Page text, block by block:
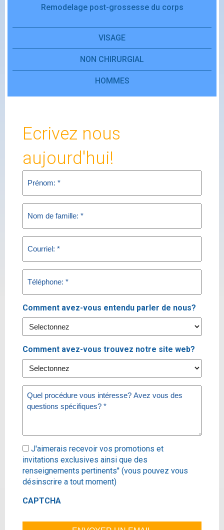
Remodelage post-grossesse du corps
VISAGE
NON CHIRURGIAL
HOMMES
Ecrivez nous
aujourd'hui!
Name
(Required)
Name
(Required)
(Required)
(Required)
Comment avez-vous entendu parler de nous?
Comment avez-vous trouvez notre site web?
Message
(Required)
Subscribe
J'aimerais recevoir vos promotions et
invitations exclusives ainsi que des
renseignements pertinents'' (vous pouvez vous
désinscrire a tout moment)
CAPTCHA